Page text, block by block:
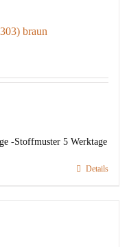
braun
-Stoffmuster 5 Werktage
Details